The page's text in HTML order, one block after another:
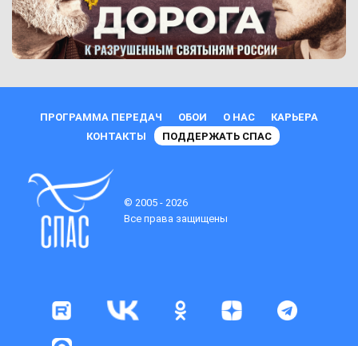
ПРОГРАММА ПЕРЕДАЧ ОБОИ О НАС
КАРЬЕРА
КОНТАКТЫ
ПОДДЕРЖАТЬ СПАС
© 2005 - 2026
Все права защищены